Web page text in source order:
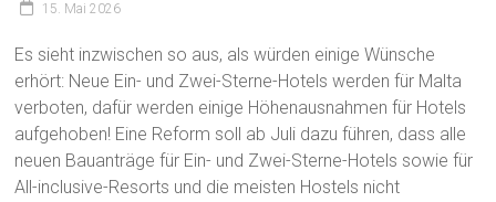
15. Mai 2026
Es sieht inzwischen so aus, als würden einige Wünsche
erhört: Neue Ein- und Zwei-Sterne-Hotels werden für Malta
verboten, dafür werden einige Höhenausnahmen für Hotels
aufgehoben! Eine Reform soll ab Juli dazu führen, dass alle
neuen Bauanträge für Ein- und Zwei-Sterne-Hotels sowie für
All-inclusive-Resorts und die meisten Hostels nicht